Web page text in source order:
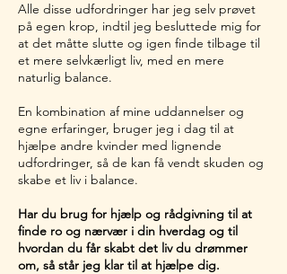
Alle disse udfordringer har jeg selv prøvet
på egen krop, indtil jeg besluttede mig for
at det måtte slutte og igen finde tilbage til
et mere selvkærligt liv, med en mere
naturlig balance.
En kombination af mine uddannelser og
egne erfaringer, bruger jeg i dag til at
hjælpe andre kvinder med lignende
udfordringer, så de kan få vendt skuden og
skabe et liv i balance.
Har du brug for hjælp og rådgivning til at
finde ro og nærvær i din hverdag og til
hvordan du får skabt det liv du drømmer
om, så står jeg klar til at hjælpe dig.